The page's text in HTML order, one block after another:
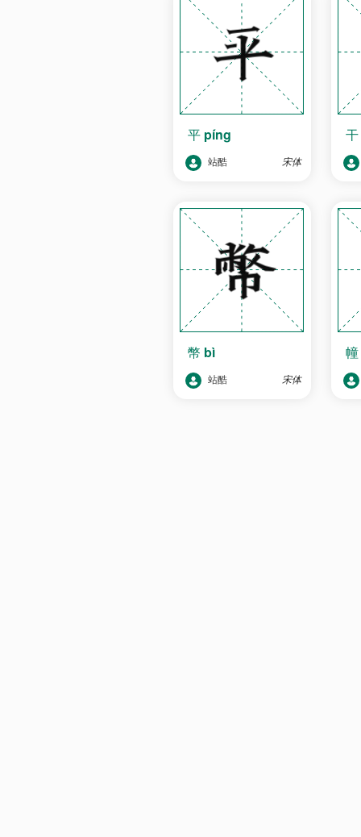
平 píng
站酷 宋体
干
幣 bì
站酷 宋体
幢